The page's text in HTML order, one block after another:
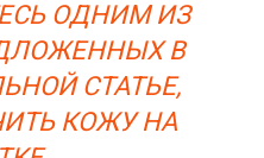
ОДНИМ ИЗ
В
СТАТЬЕ,
КОЖУ НА